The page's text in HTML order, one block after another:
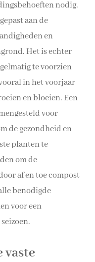
nodig.
aan de
en
Het is echter
te voorzien
in het voorjaar
en bloeien. Een
voor
de gezondheid en
planten te
om de
af en toe compost
benodigde
voor een
vaste